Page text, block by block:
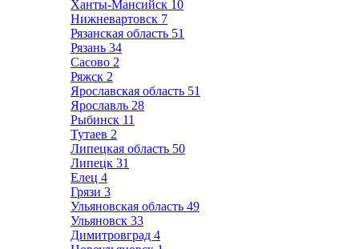
Ханты-Мансийск 10
Нижневартовск 7
Рязанская область 51
Рязань 34
Сасово 2
Ряжск 2
Ярославская область 51
Ярославль 28
Рыбинск 11
Тутаев 2
Липецкая область 50
Липецк 31
Елец 4
Грязи 3
Ульяновская область 49
Ульяновск 33
Димитровград 4